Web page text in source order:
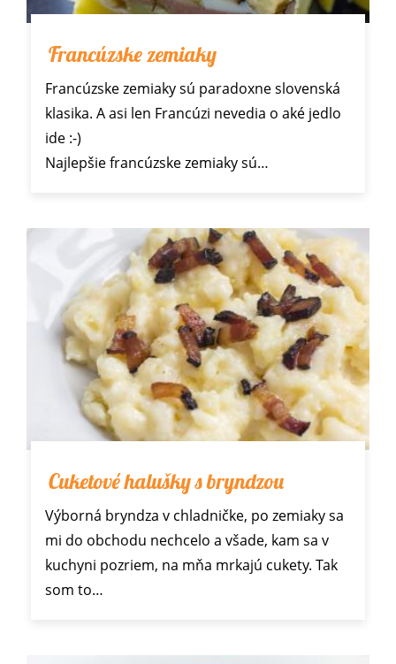
Francúzske zemiaky
Francúzske zemiaky sú paradoxne slovenská
klasika. A asi len Francúzi nevedia o aké jedlo
ide :-)
Najlepšie francúzske zemiaky sú…
Cuketové halušky s bryndzou
Výborná bryndza v chladničke, po zemiaky sa
mi do obchodu nechcelo a všade, kam sa v
kuchyni pozriem, na mňa mrkajú cukety. Tak
som to…